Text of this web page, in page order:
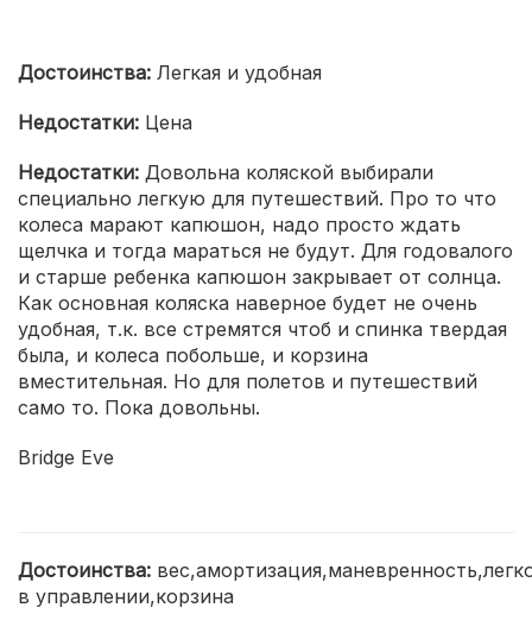
Достоинства: Легкая и удобная
Недостатки: Цена
Недостатки: Довольна коляской выбирали
специально легкую для путешествий. Про то что
колеса марают капюшон, надо просто ждать
щелчка и тогда мараться не будут. Для годовалого
и старше ребенка капюшон закрывает от солнца.
Как основная коляска наверное будет не очень
удобная, т.к. все стремятся чтоб и спинка твердая
была, и колеса побольше, и корзина
вместительная. Но для полетов и путешествий
само то. Пока довольны.
Bridge Eve
Достоинства:
в управлении,корзина